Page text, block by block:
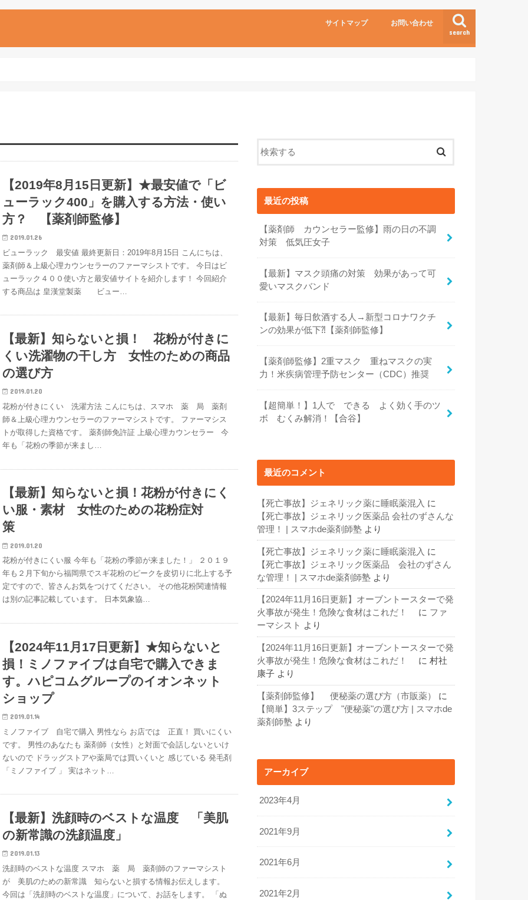
search
サイトマップ お問い合わせ
【2019年8月15日更新】★最安値で「ビ
ューラック400」を購入する方法・使い
方？ 【薬剤師監修】
2019.01.26
ビューラック 最安値 最終更新日：2019年8月15日 こんにちは、
薬剤師＆上級心理カウンセラーのファーマシストです。 今日はビ
ューラック４００使い方と最安値サイトを紹介します！ 今回紹介
する商品は 皇漢堂製薬 ビュー…
【最新】知らないと損！ 花粉が付きに
くい洗濯物の干し方 女性のための商品
の選び方
2019.01.20
花粉が付きにくい 洗濯方法 こんにちは、スマホ 薬 局 薬剤
師＆上級心理カウンセラーのファーマシストです。 ファーマシス
トが取得した資格です。 薬剤師免許証 上級心理カウンセラー 今
年も「花粉の季節が来まし…
【最新】知らないと損！花粉が付きにく
い服・素材 女性のための花粉症対
策
2019.01.20
花粉が付きにくい服 今年も「花粉の季節が来ました！」 ２０１９
年も２月下旬から福岡県でスギ花粉のピークを皮切りに北上する予
定ですので、皆さんお気をつけてください。 その他花粉関連情報
は別の記事記載しています。 日本気象協…
【2024年11月17日更新】★知らないと
損！ミノファイブは自宅で購入できま
す。ハピコムグループのイオンネット
ショップ
2019.01.14
ミノファイブ 自宅で購入 男性なら お店では 正直！ 買いにくい
です。 男性のあなたも 薬剤師（女性）と対面で会話しないといけ
ないので ドラッグストアや薬局では買いくいと 感じている 発毛剤
「ミノファイブ 」 実はネット…
【最新】洗顔時のベストな温度 「美肌
の新常識の洗顔温度」
2019.01.13
洗顔時のベストな温度 スマホ 薬 局 薬剤師のファーマシスト
が 美肌のための新常識 知らないと損する情報お伝えします。
今回は「洗顔時のベストな温度」について、お話をします。 「ぬ
最近の投稿
【薬剤師 カウンセラー監修】雨の日の不調
対策 低気圧女子
【最新】マスク頭痛の対策 効果があって可
愛いマスクバンド
【最新】毎日飲酒する人→新型コロナワクチ
ンの効果が低下⁈【薬剤師監修】
【薬剤師監修】2重マスク 重ねマスクの実
力！米疾病管理予防センター（CDC）推奨
【超簡単！】1人で できる よく効く手のツ
ボ むくみ解消！【合谷】
最近のコメント
【死亡事故】ジェネリック薬に睡眠薬混入 に
【死亡事故】ジェネリック医薬品 会社のずさんな
管理！ | スマホde薬剤師塾 より
【死亡事故】ジェネリック薬に睡眠薬混入 に
【死亡事故】ジェネリック医薬品 会社のずさん
な管理！ | スマホde薬剤師塾 より
【2024年11月16日更新】オーブントースターで発
火事故が発生！危険な食材はこれだ！
に ファ
ーマシスト
より
【2024年11月16日更新】オーブントースターで発
火事故が発生！危険な食材はこれだ！
に 村社
康子 より
【薬剤師監修】 便秘薬の選び方（市販薬）
に
【簡単】3ステップ "便秘薬"の選び方 | スマホde
薬剤師塾 より
アーカイブ
2023年4月
2021年9月
2021年6月
2021年2月